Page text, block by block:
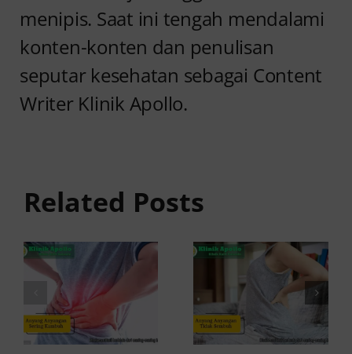
menipis. Saat ini tengah mendalami
konten-konten dan penulisan
seputar kesehatan sebagai Content
Writer Klinik Apollo.
Related Posts
Sering
Kambuh
dan Cara
Atasinya
Penyebab
dan
Solusinya